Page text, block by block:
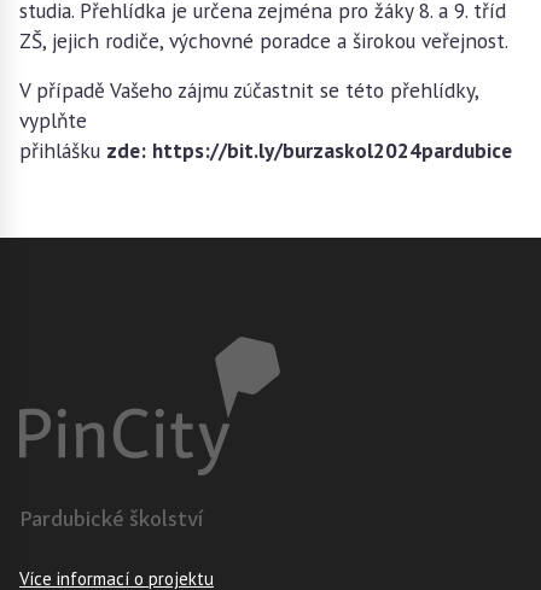
studia. Přehlídka je určena zejména pro žáky 8. a 9. tříd
ZŠ, jejich rodiče, výchovné poradce a širokou veřejnost.
V případě Vašeho zájmu zúčastnit se této přehlídky,
vyplňte
přihlášku zde: https://bit.ly/burzaskol2024pardubice
Pardubické školství
Více informací o projektu